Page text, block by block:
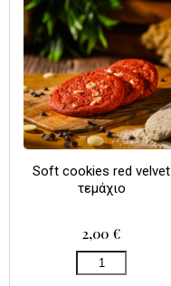
Soft cookies red velvet
τεμάχιο
2,00 €